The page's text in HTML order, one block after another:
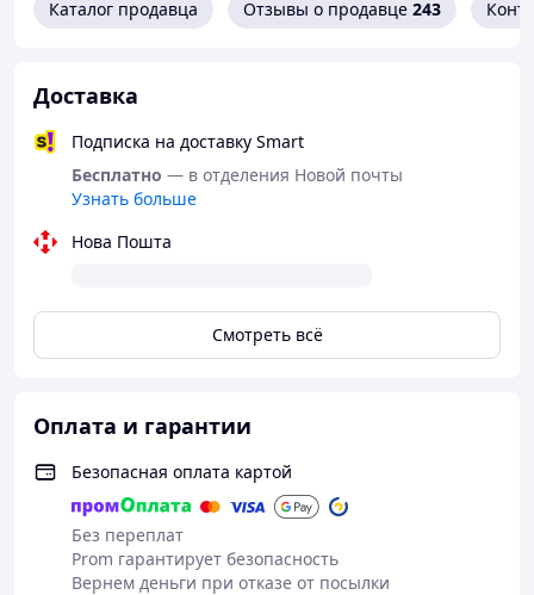
Каталог продавца Отзывы о продавце 243
Доставка
Подписка на доставку Smart
Бесплатно — в отделения Новой почты
Узнать больше
Нова Пошта
Смотреть всё
Оплата и гарантии
Безопасная оплата картой
Без переплат
Prom гарантирует безопасность
Вернем деньги при отказе от посылки